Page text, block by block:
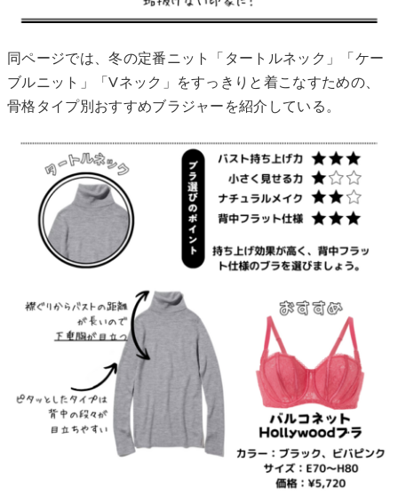
同ページでは、冬の定番ニット「タートルネック」「ケー
ブルニット」「Vネック」をすっきりと着こなすための、
骨格タイプ別おすすめブラジャーを紹介している。